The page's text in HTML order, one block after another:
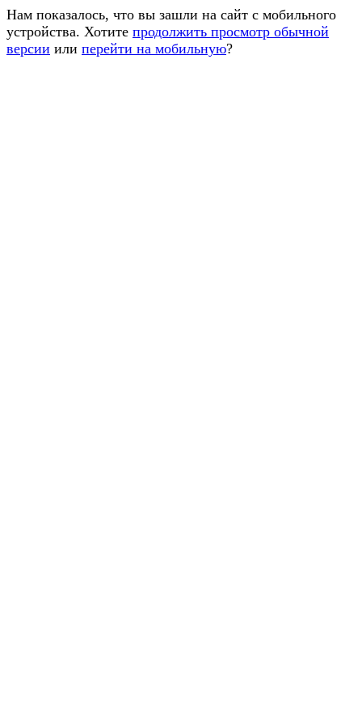
Нам показалось, что вы зашли на сайт с мобильного
устройства. Хотите продолжить просмотр обычной
версии или перейти на мобильную?